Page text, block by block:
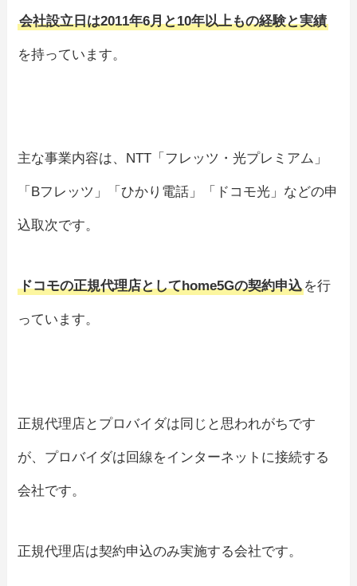
会社設立日は2011年6月と10年以上もの経験と実績
を持っています。
主な事業内容は、NTT「フレッツ・光プレミアム」
「Bフレッツ」「ひかり電話」「ドコモ光」などの申
込取次です。
ドコモの正規代理店としてhome5Gの契約申込を行
っています。
正規代理店とプロバイダは同じと思われがちです
が、プロバイダは回線をインターネットに接続する
会社です。
正規代理店は契約申込のみ実施する会社です。